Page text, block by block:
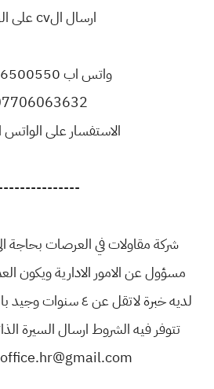
ارسال الcv على الرقم
واتس اب 07826500550
الاستفسار على
شركة مقاولات في العرصات بحاجة
مسؤول عن الامور الادارية ويكون
لديه خبرة لاتقل عن ٤
تتوفر فيه الشروط ارسال السيرة